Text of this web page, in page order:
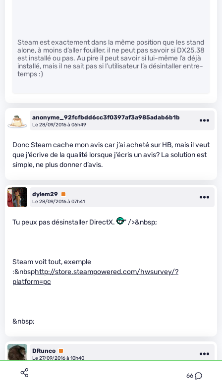
66
Steam est exactement dans la même position que les stand
alone, à moins d’aller fouiller, il ne peut pas savoir si DX25.38
est installé ou pas. Au pire il peut savoir si lui-même l’a déjà
installé, mais il ne sait pas si l’utilisateur l’a désintaller entre-
temps :)
anonyme_92fcfbdd6cc3f0397af3a985adab6b1b
Le 28/09/2016 à 06h49
Donc Steam cache mon avis car j’ai acheté sur HB, mais il veut
que j’écrive de la qualité lorsque j’écris un avis? La solution est
simple, ne plus donner d’avis.
dylem29 Premium
Le 28/09/2016 à 07h41
Tu peux pas désinstaller DirectX. " />&nbsp;
Steam voit tout, exemple
:&nbsphttp://store.steampowered.com/hwsurvey/?
platform=pc
&nbsp;
DRunco Premium
Le 27/09/2016 à 10h40
“Rien que le fait de réinstaller à chaque fois les programmes